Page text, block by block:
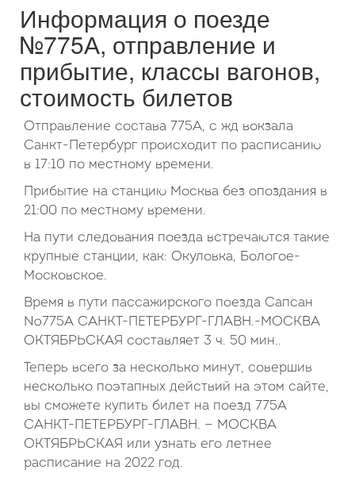
Информация о поезде
№775А, отправление и
прибытие, классы вагонов,
стоимость билетов
Отправление состава 775А, с жд вокзала
Санкт-Петербург происходит по расписанию
в 17:10 по местному времени.
Прибытие на станцию Москва без опоздания в
21:00 по местному времени.
На пути следования поезда встречаются такие
крупные станции, как: Окуловка, Бологое-
Московское.
Время в пути пассажирского поезда Сапсан
№775А САНКТ-ПЕТЕРБУРГ-ГЛАВН.-МОСКВА
ОКТЯБРЬСКАЯ составляет 3 ч. 50 мин..
Теперь всего за несколько минут, совершив
несколько поэтапных действий на этом сайте,
вы сможете купить билет на поезд 775А
САНКТ-ПЕТЕРБУРГ-ГЛАВН. — МОСКВА
ОКТЯБРЬСКАЯ или узнать его летнее
расписание на 2022 год.